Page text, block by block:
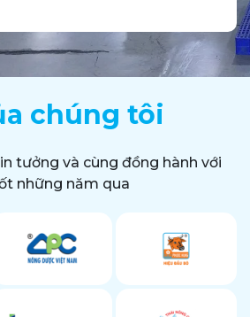
chúng tôi
tưởng và cùng đồng hành với
những năm qua